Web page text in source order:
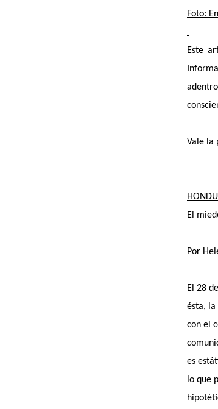
Foto:
Este
Vale la
El
Por
El 28
ésta, la
con el
es
lo que